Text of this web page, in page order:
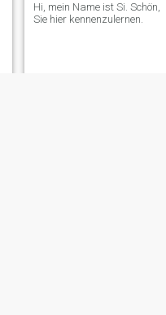
Hi, mein Name ist Si. Schön,
Sie hier kennenzulernen.